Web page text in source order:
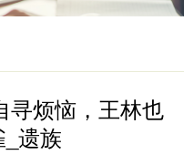
寻烦恼，王林也
遗族